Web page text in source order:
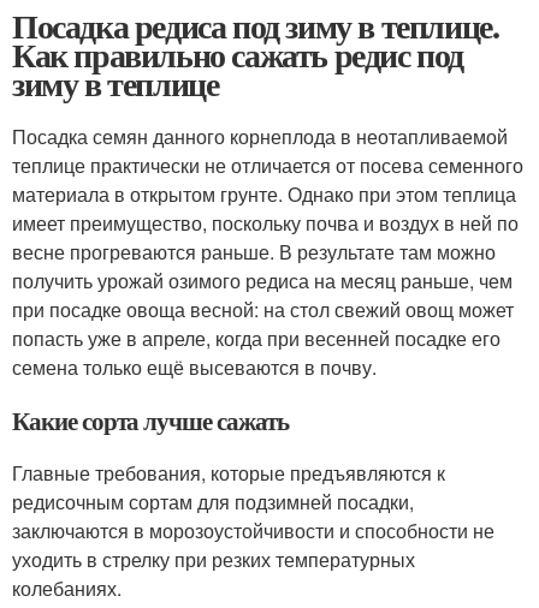
Посадка редиса под зиму в теплице.
Как правильно сажать редис под
зиму в теплице
Посадка семян данного корнеплода в неотапливаемой
теплице практически не отличается от посева семенного
материала в открытом грунте. Однако при этом теплица
имеет преимущество, поскольку почва и воздух в ней по
весне прогреваются раньше. В результате там можно
получить урожай озимого редиса на месяц раньше, чем
при посадке овоща весной: на стол свежий овощ может
попасть уже в апреле, когда при весенней посадке его
семена только ещё высеваются в почву.
Какие сорта лучше сажать
Главные требования, которые предъявляются к
редисочным сортам для подзимней посадки,
заключаются в морозоустойчивости и способности не
уходить в стрелку при резких температурных
колебаниях.